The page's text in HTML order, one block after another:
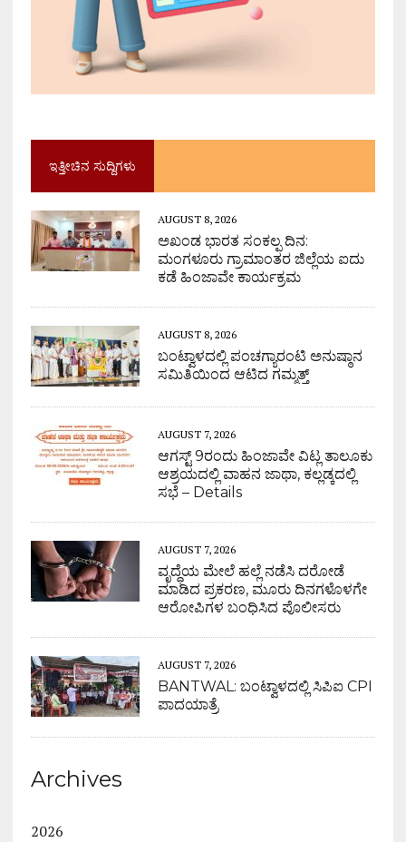
ಇತ್ತೀಚಿನ ಸುದ್ದಿಗಳು
AUGUST 8, 2026
ಅಖಂಡ ಭಾರತ ಸಂಕಲ್ಪ ದಿನ:
ಮಂಗಳೂರು ಗ್ರಾಮಾಂತರ ಜಿಲ್ಲೆಯ ಐದು
ಕಡೆ ಹಿಂಜಾವೇ ಕಾರ್ಯಕ್ರಮ
AUGUST 8, 2026
ಬಂಟ್ವಾಳದಲ್ಲಿ ಪಂಚಗ್ಯಾರಂಟಿ ಅನುಷ್ಠಾನ
ಸಮಿತಿಯಿಂದ ಆಟಿದ ಗಮ್ಮತ್ತ್
AUGUST 7, 2026
ಆಗಸ್ಟ್ 9ರಂದು ಹಿಂಜಾವೇ ವಿಟ್ಲ ತಾಲೂಕು
ಆಶ್ರಯದಲ್ಲಿ ವಾಹನ ಜಾಥಾ, ಕಲ್ಲಡ್ಕದಲ್ಲಿ
ಸಭೆ – Details
AUGUST 7, 2026
ವೃದ್ಧೆಯ ಮೇಲೆ ಹಲ್ಲೆ ನಡೆಸಿ ದರೋಡೆ
ಮಾಡಿದ ಪ್ರಕರಣ, ಮೂರು ದಿನಗಳೊಳಗೇ
ಆರೋಪಿಗಳ ಬಂಧಿಸಿದ ಪೊಲೀಸರು
AUGUST 7, 2026
BANTWAL: ಬಂಟ್ವಾಳದಲ್ಲಿ ಸಿಪಿಐ CPI
ಪಾದಯಾತ್ರೆ
Archives
2026